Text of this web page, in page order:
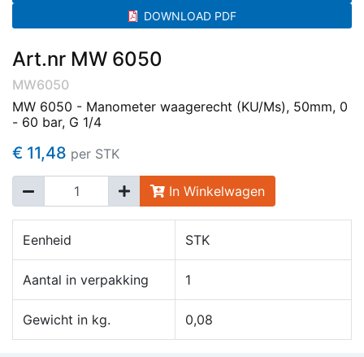
DOWNLOAD PDF
Art.nr MW 6050
MW6050
MW 6050 - Manometer waagerecht (KU/Ms), 50mm, 0
- 60 bar, G 1/4
€ 11,48 per STK
In Winkelwagen
Eenheid STK
Aantal in verpakking 1
Gewicht in kg. 0,08